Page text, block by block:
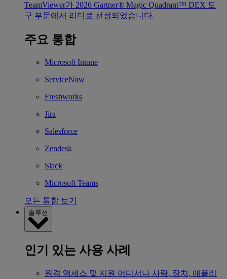
TeamViewer가 2026 Gartner® Magic Quadrant™ DEX 도
구 부문에서 리더로 선정되었습니다.
주요 통합
Microsoft Intune
ServiceNow
Freshworks
Jira
Salesforce
Zendesk
Slack
Microsoft Teams
모든 통합 보기
솔루션
인기 있는 사용 사례
원격 액세스 및 지원 어디서나 사람, 장치, 애플리